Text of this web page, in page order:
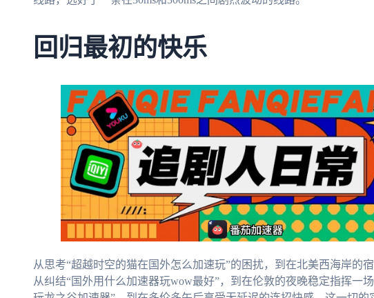
回归最初的快乐
从思考“超越时空的猫在国外怎么加速玩”的困扰，到在北美西海岸的
从纠结“国外用什么加速器玩wow最好”，到在伦敦的夜晚稳定指挥一